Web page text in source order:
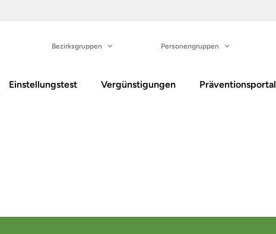
Bezirksgruppen Personengruppen
Einstellungstest Vergünstigungen Präventionsportal